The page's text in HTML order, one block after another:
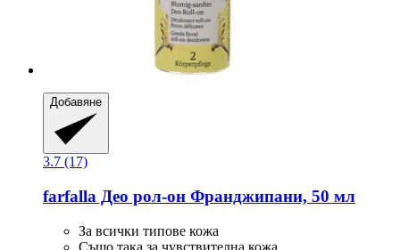
Добавяне
3.7 (17)
farfalla Део рол-​он Франджипани, 50 мл
За всички типове кожа
Също така за чувствителна кожа